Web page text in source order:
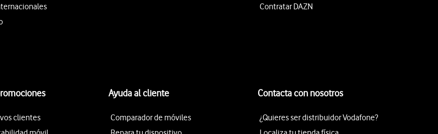
Contratar DAZN
clientes
Ayuda al cliente
Comparador de móviles
Contacta con nosotros
¿Quieres ser distribuidor Vodafone?